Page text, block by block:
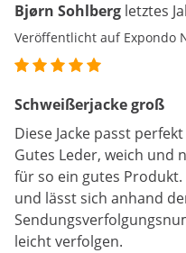
Bjørn Sohlberg letztes
Veröffentlicht auf Expondo
Schweißerjacke groß
Diese Jacke passt
Gutes Leder, weich und
für so ein gutes
und lässt sich anhand
leicht verfolgen.